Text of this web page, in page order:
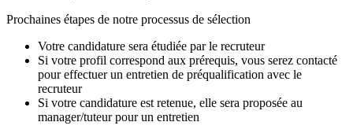
Prochaines étapes de notre processus de sélection
Votre candidature sera étudiée par le recruteur
Si votre profil correspond aux prérequis, vous serez contacté
pour effectuer un entretien de préqualification avec le
recruteur
Si votre candidature est retenue, elle sera proposée au
manager/tuteur pour un entretien